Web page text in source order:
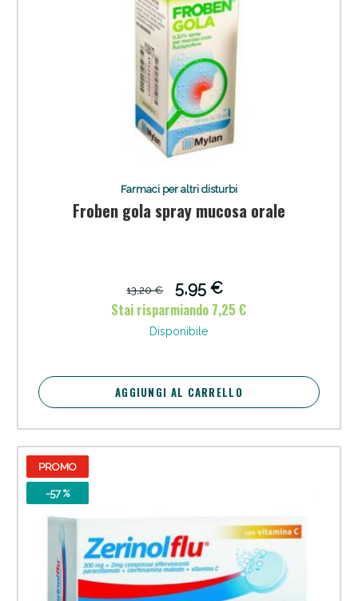
Farmaci per altri disturbi
Froben gola spray mucosa orale
13,20 €
5,95 €
Stai risparmiando 7,25 €
Disponibile
AGGIUNGI AL CARRELLO
PROMO
-57 %